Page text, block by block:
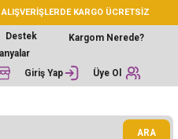
KARGO ÜCRETSİZ
Destek
Kargom Nerede?
Giriş Yap Üye Ol
ARA